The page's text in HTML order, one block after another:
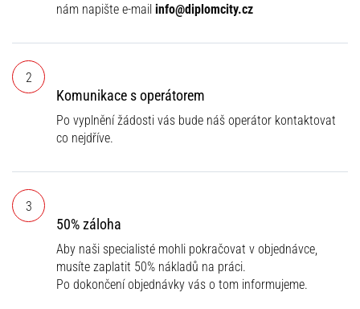
nám napište e-mail info@diplomcity.cz
2
Komunikace s operátorem
Po vyplnění žádosti vás bude náš operátor kontaktovat
co nejdříve.
3
50% záloha
Aby naši specialisté mohli pokračovat v objednávce,
musíte zaplatit 50% nákladů na práci.
Po dokončení objednávky vás o tom informujeme.